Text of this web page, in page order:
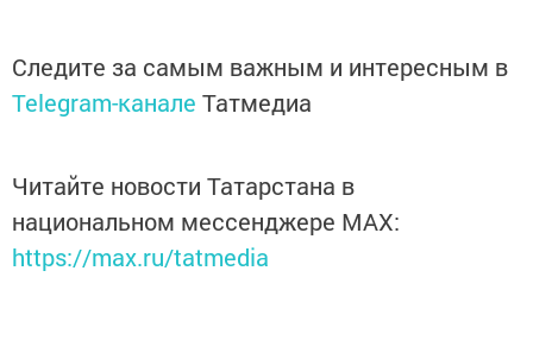
Следите за самым важным и интересным в
Telegram-канале Татмедиа
Читайте новости Татарстана в
национальном мессенджере MАХ:
https://max.ru/tatmedia